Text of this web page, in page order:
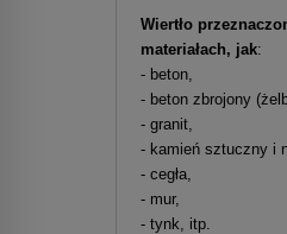
Wiertło
materiałach, jak:
- beton,
- beton zbrojony
- granit,
- kamień sztuczny i
- cegła,
- mur,
- tynk, itp.